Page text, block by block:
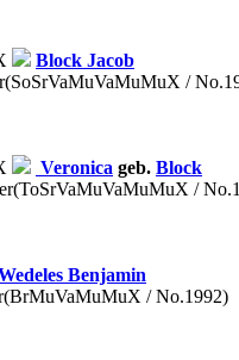
Block Jacob
(SoSrVaMuVaMuMuX /
Veronica geb. Block
(ToSrVaMuVaMuMuX /
Benjamin
(BrMuVaMuMuX / No.1992)